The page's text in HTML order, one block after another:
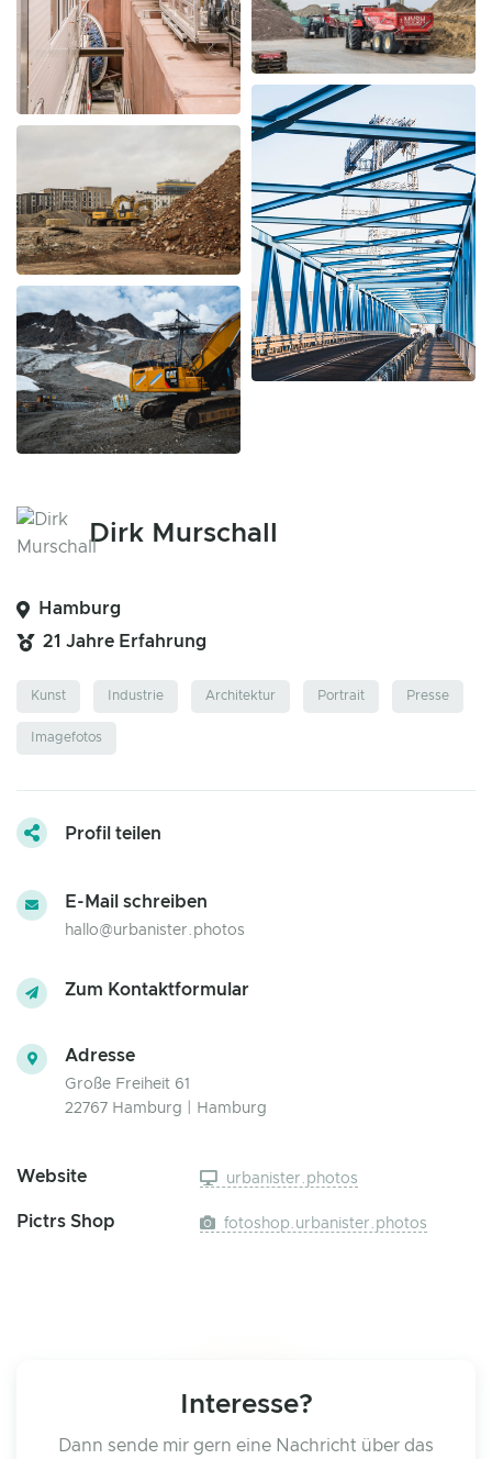
Dirk Murschall
Hamburg
21 Jahre Erfahrung
Kunst Industrie Architektur Portrait Presse
Imagefotos
Profil teilen
E-Mail schreiben
hallo@urbanister.photos
Zum Kontaktformular
Adresse
Große Freiheit 61
22767 Hamburg | Hamburg
Website urbanister.photos
Pictrs Shop fotoshop.urbanister.photos
Interesse?
Dann sende mir gern eine Nachricht über das